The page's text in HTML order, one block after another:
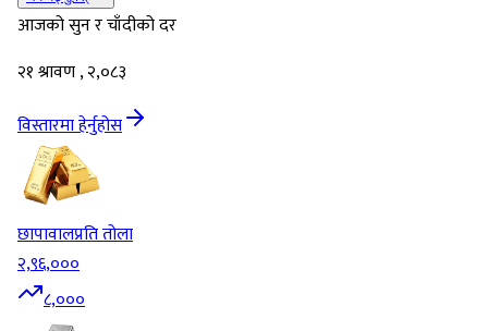
आजको सुन र चाँदीको दर
२१ श्रावण , २,०८३
विस्तारमा हेर्नुहोस
छापावालप्रति तोला
२,९६,०००
८,०००